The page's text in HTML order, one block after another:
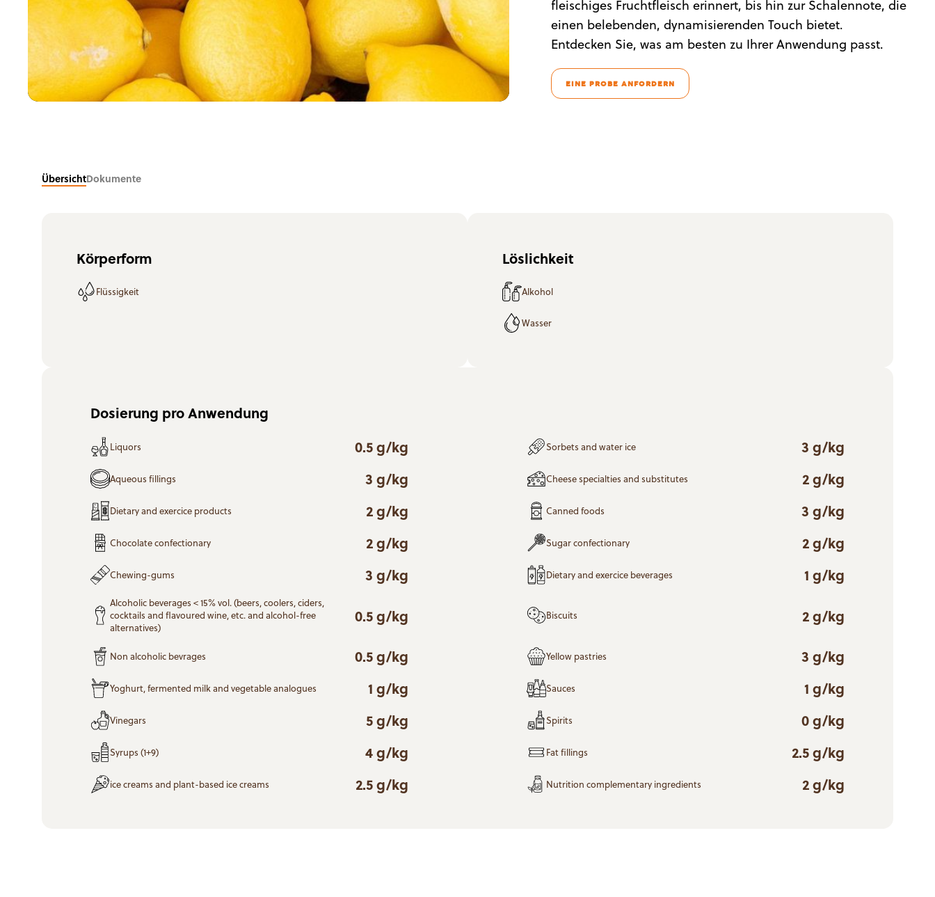
Süßwaren
Nahrungsergänzungsprodukte
fleischiges Fruchtfleisch erinnert, bis hin zur Schalennote, die
einen belebenden, dynamisierenden Touch bietet.
Entdecken Sie, was am besten zu Ihrer Anwendung passt.
EINE PROBE ANFORDERN
ÜbersichtDokumente
Körperform
Flüssigkeit
Löslichkeit
Alkohol
Wasser
Dosierung pro Anwendung
Liquors 0.5 g/kg Sorbets and water ice 3 g/kg
Aqueous fillings 3 g/kg Cheese specialties and substitutes 2 g/kg
Dietary and exercice products 2 g/kg Canned foods 3 g/kg
Chocolate confectionary 2 g/kg Sugar confectionary 2 g/kg
Chewing-gums 3 g/kg Dietary and exercice beverages 1 g/kg
Alcoholic beverages < 15% vol. (beers, coolers, ciders,
cocktails and flavoured wine, etc. and alcohol-free
alternatives)
0.5 g/kg Biscuits 2 g/kg
Non alcoholic bevrages 0.5 g/kg Yellow pastries 3 g/kg
Yoghurt, fermented milk and vegetable analogues 1 g/kg Sauces 1 g/kg
Vinegars 5 g/kg Spirits 0 g/kg
Syrups (1+9) 4 g/kg Fat fillings 2.5 g/kg
ice creams and plant-based ice creams 2.5 g/kg Nutrition complementary ingredients 2 g/kg